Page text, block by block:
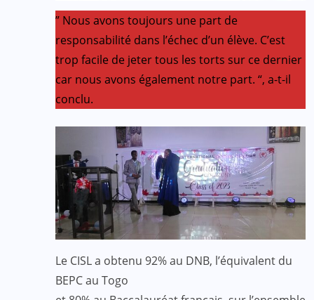
” Nous avons toujours une part de
responsabilité dans l’échec d’un élève. C’est
trop facile de jeter tous les torts sur ce dernier
car nous avons également notre part. “, a-t-il
conclu.
Le CISL a obtenu 92% au DNB, l’équivalent du
BEPC au Togo